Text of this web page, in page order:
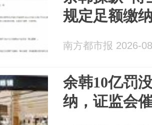
规定足额缴
南方都市报 2026-
余韩10亿罚
纳，证监会